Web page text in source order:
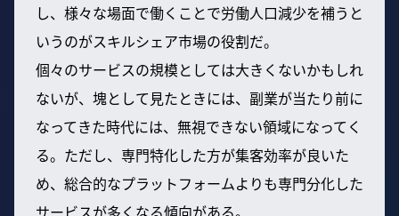
し、様々な場面で働くことで労働人口減少を補うと
いうのがスキルシェア市場の役割だ。
個々のサービスの規模としては大きくないかもしれ
ないが、塊として見たときには、副業が当たり前に
なってきた時代には、無視できない領域になってく
る。ただし、専門特化した方が集客効率が良いた
め、総合的なプラットフォームよりも専門分化した
サービスが多くなる傾向がある。